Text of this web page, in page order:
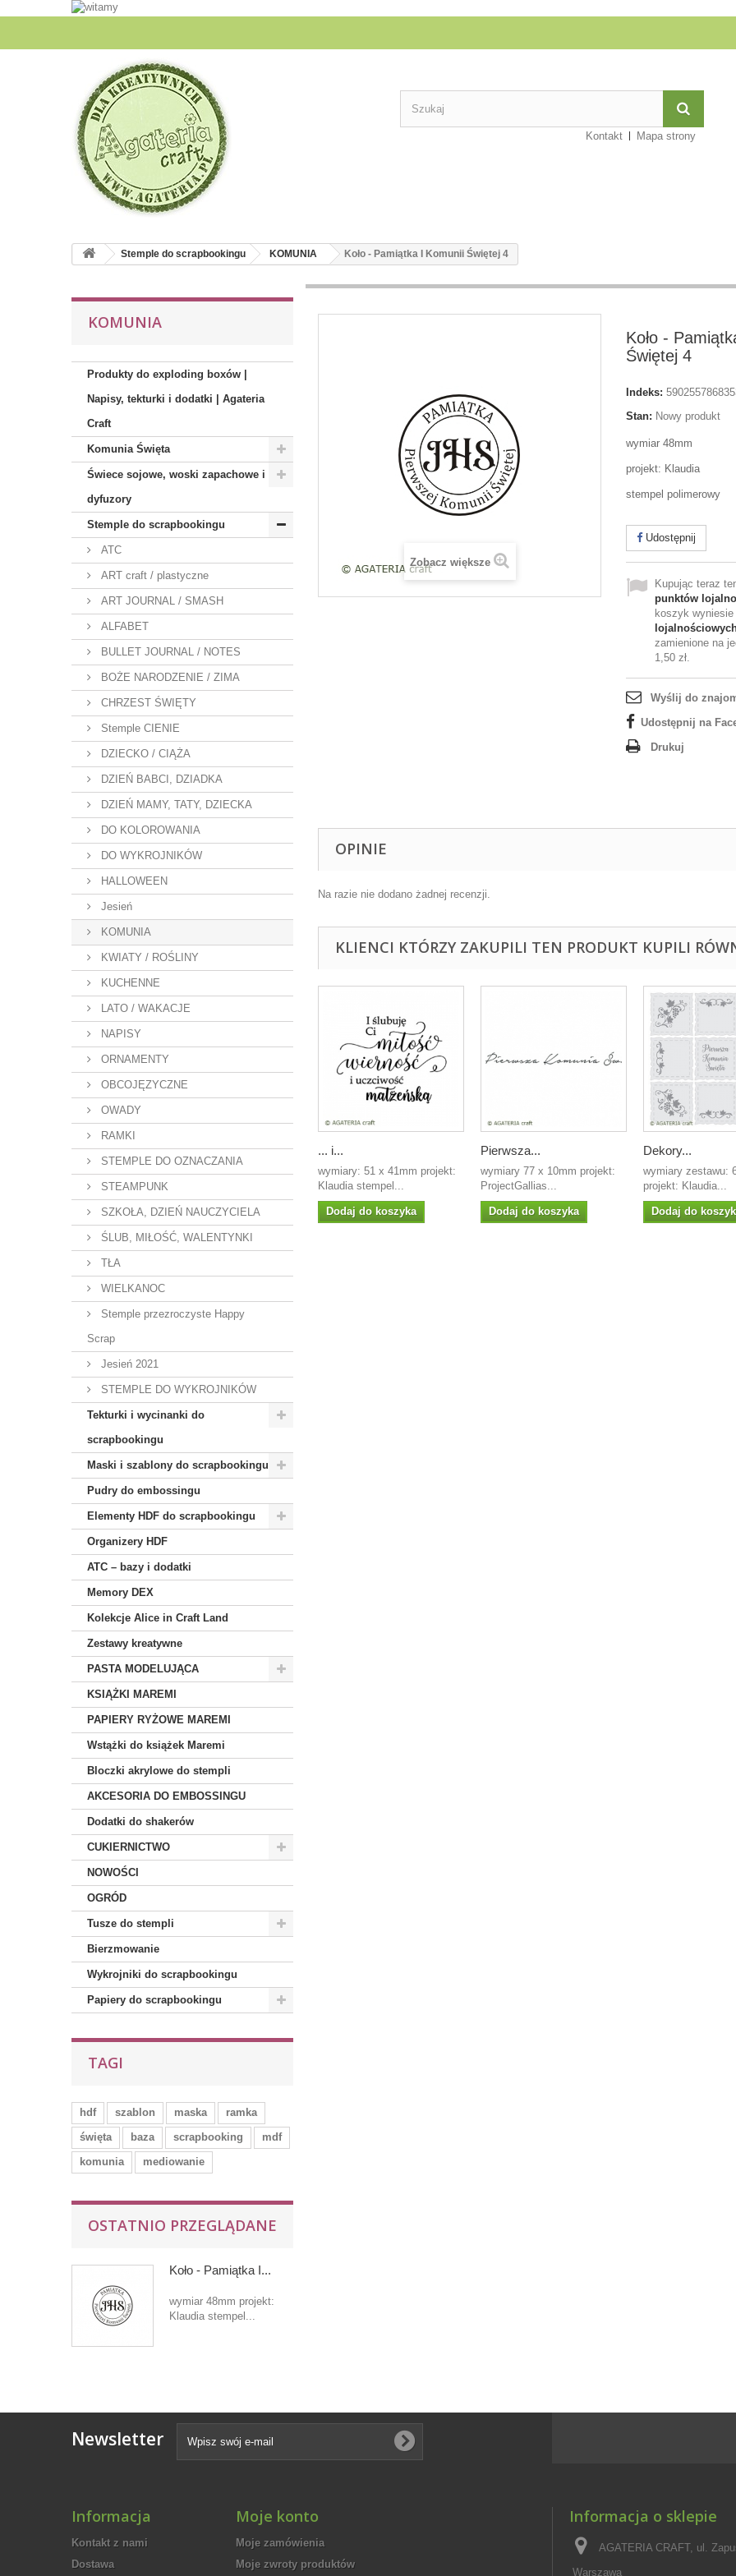
Kontakt Mapa strony
Stemple do scrapbookingu KOMUNIA Koło - Pamiątka I Komunii Świętej 4
KOMUNIA
Produkty do exploding boxów |
Napisy, tekturki i dodatki | Agateria
Craft
Komunia Święta
Świece sojowe, woski zapachowe i
dyfuzory
Stemple do scrapbookingu
ATC
ART craft / plastyczne
ART JOURNAL / SMASH
ALFABET
BULLET JOURNAL / NOTES
BOŻE NARODZENIE / ZIMA
CHRZEST ŚWIĘTY
Stemple CIENIE
DZIECKO / CIĄŻA
DZIEŃ BABCI, DZIADKA
DZIEŃ MAMY, TATY, DZIECKA
DO KOLOROWANIA
DO WYKROJNIKÓW
HALLOWEEN
Jesień
KOMUNIA
KWIATY / ROŚLINY
KUCHENNE
LATO / WAKACJE
NAPISY
ORNAMENTY
OBCOJĘZYCZNE
OWADY
RAMKI
STEMPLE DO OZNACZANIA
STEAMPUNK
SZKOŁA, DZIEŃ NAUCZYCIELA
ŚLUB, MIŁOŚĆ, WALENTYNKI
TŁA
WIELKANOC
Stemple przezroczyste Happy
Scrap
Jesień 2021
STEMPLE DO WYKROJNIKÓW
Tekturki i wycinanki do
scrapbookingu
Maski i szablony do scrapbookingu
Pudry do embossingu
Elementy HDF do scrapbookingu
Organizery HDF
ATC – bazy i dodatki
Memory DEX
Kolekcje Alice in Craft Land
Zestawy kreatywne
PASTA MODELUJĄCA
KSIĄŻKI MAREMI
PAPIERY RYŻOWE MAREMI
Wstążki do książek Maremi
Bloczki akrylowe do stempli
AKCESORIA DO EMBOSSINGU
Dodatki do shakerów
CUKIERNICTWO
NOWOŚCI
OGRÓD
Tusze do stempli
Bierzmowanie
Wykrojniki do scrapbookingu
Papiery do scrapbookingu
TAGI
hdf szablon maska
ramka
święta
baza scrapbooking
mdf
komunia
mediowanie
OSTATNIO PRZEGLĄDANE
Koło - Pamiątka I...
wymiar 48mm projekt:
Klaudia stempel...
Zobacz większe
Koło -
Świętej 4
Indeks:
Stan: Nowy produkt
wymiar 48mm
projekt: Klaudia
stempel polimerowy
Udostępnij
Kupując teraz
punktów
koszyk wyniesie
zamienione na
1,50 zł.
Wyślij do
Udostępnij na
Drukuj
OPINIE
Na razie nie dodano żadnej recenzji.
KLIENCI KTÓRZY ZAKUPILI TEN PRODUKT KUPILI
... i...
wymiary: 51 x 41mm projekt:
Klaudia stempel...
Dodaj do koszyka
Pierwsza...
wymiary 77 x 10mm projekt:
ProjectGallias...
Dodaj do koszyka
Dekory...
wymiary zestawu:
projekt: Klaudia...
Dodaj do
Newsletter
Informacja
Kontakt z nami
Dostawa
Moje konto
Moje zamówienia
Moje zwroty produktów
Informacja o sklepie
AGATERIA CRAFT, ul.
Warszawa